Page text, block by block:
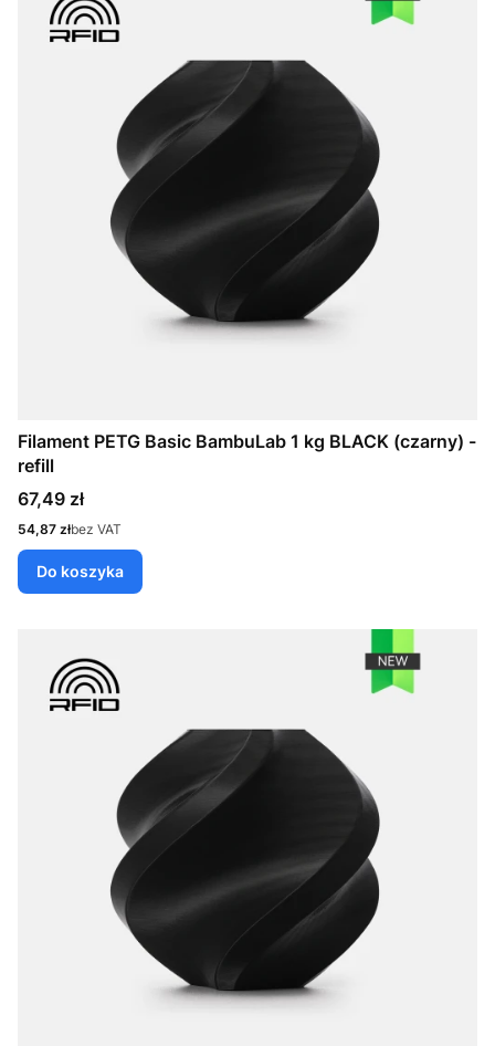
Filament PETG Basic BambuLab 1 kg BLACK (czarny) -
refill
Cena
67,49 zł
Cena
54,87 złbez VAT
Do koszyka